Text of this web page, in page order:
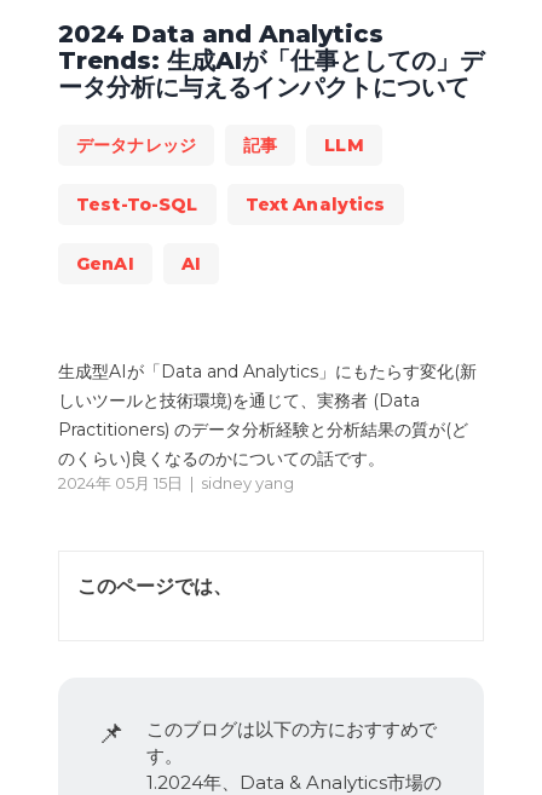
2024 Data and Analytics
Trends: 生成AIが「仕事としての」デ
ータ分析に与えるインパクトについて
データナレッジ 記事 LLM
Test-To-SQL Text Analytics
GenAI AI
生成型AIが「Data and Analytics」にもたらす変化(新
しいツールと技術環境)を通じて、実務者 (Data
Practitioners) のデータ分析経験と分析結果の質が(ど
のくらい)良くなるのかについての話です。
2024年 05月 15日 | sidney yang
このページでは、
📌
このブログは以下の方におすすめで
す。
1.2024年、Data & Analytics市場の